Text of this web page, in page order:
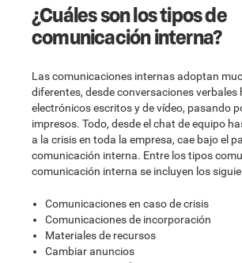
¿Cuáles son los tipos de
comunicación interna?
Las comunicaciones internas adoptan
diferentes, desde conversaciones verbales
electrónicos escritos y de vídeo, pasando
impresos. Todo, desde el chat de equipo
a la crisis en toda la empresa, cae bajo el
comunicación interna. Entre los tipos
comunicación interna se incluyen los
Comunicaciones en caso de crisis
Comunicaciones de incorporación
Materiales de recursos
Cambiar anuncios